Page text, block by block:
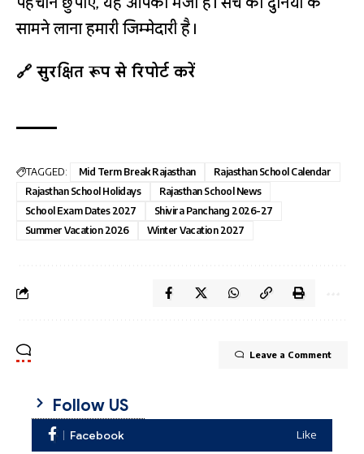
सामने लाना हमारी जिम्मेदारी है।
🔗 सुरक्षित रूप से रिपोर्ट करें
TAGGED: Mid Term Break Rajasthan
Rajasthan School Calendar
Rajasthan School Holidays
Rajasthan School News
School Exam Dates 2027
Shivira Panchang 2026-27
Summer Vacation 2026
Winter Vacation 2027
Leave a Comment
Follow US
Facebook Like